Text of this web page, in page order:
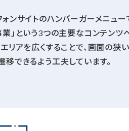
ォンサイトのハンバーガーメニュー
」という3つの主要なコンテンツ
エリアを広くすることで、画面の
移できるよう工夫しています。